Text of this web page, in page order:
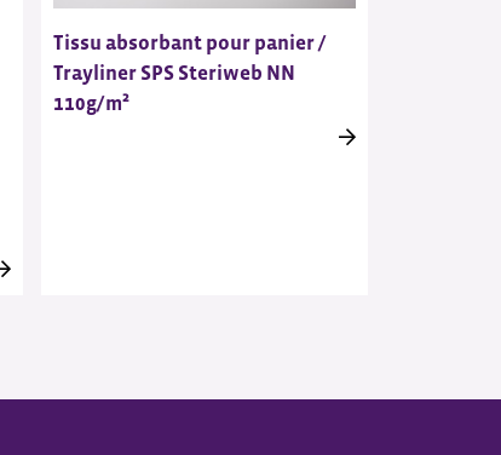
Tissu absorbant pour panier /
Trayliner SPS Steriweb NN
110g/m²